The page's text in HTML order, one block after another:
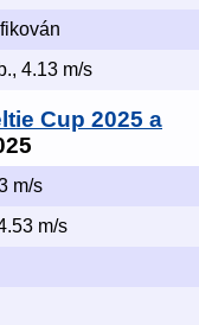
4.13 m/s
Cup 2025 a
m/s
m/s